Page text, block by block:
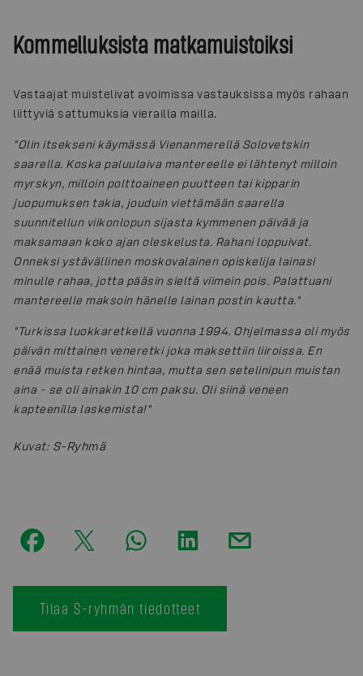
Kommelluksista matkamuistoiksi
Vastaajat muistelivat avoimissa vastauksissa myös rahaan
liittyviä sattumuksia vierailla mailla.
"Olin itsekseni käymässä Vienanmerellä Solovetskin
saarella. Koska paluulaiva mantereelle ei lähtenyt milloin
myrskyn, milloin polttoaineen puutteen tai kipparin
juopumuksen takia, jouduin viettämään saarella
suunnitellun viikonlopun sijasta kymmenen päivää ja
maksamaan koko ajan oleskelusta. Rahani loppuivat.
Onneksi ystävällinen moskovalainen opiskelija lainasi
minulle rahaa, jotta pääsin sieltä viimein pois. Palattuani
mantereelle maksoin hänelle lainan postin kautta."
"Turkissa luokkaretkellä vuonna 1994. Ohjelmassa oli myös
päivän mittainen veneretki joka maksettiin liiroissa. En
enää muista retken hintaa, mutta sen setelinipun muistan
aina - se oli ainakin 10 cm paksu. Oli siinä veneen
kapteenilla laskemista!"
Kuvat: S-Ryhmä
Tilaa S-ryhmän tiedotteet